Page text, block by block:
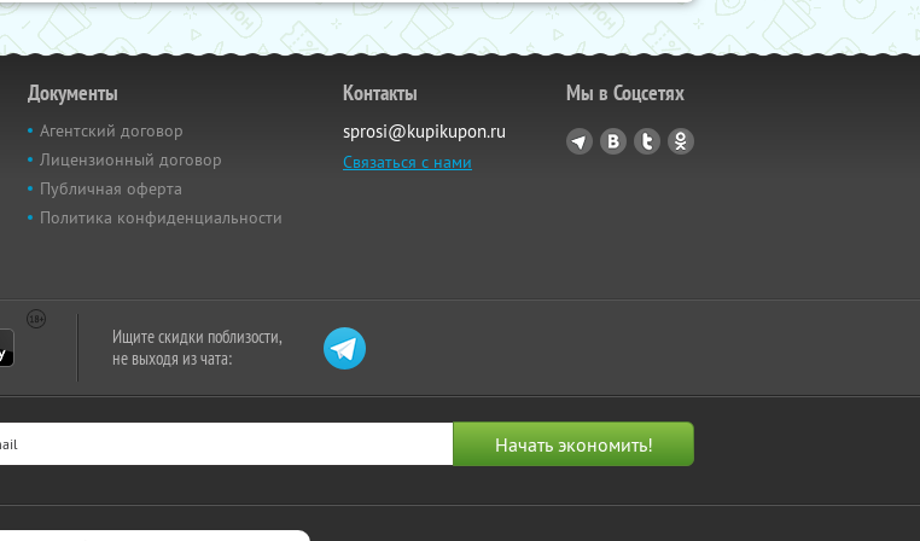
Документы
Агентский договор
Лицензионный договор
Публичная оферта
Политика конфиденциальности
Контакты
sprosi@kupikupon.ru
Связаться с нами
Мы в Соцсетях
Ищите скидки поблизости,
не выходя из чата: